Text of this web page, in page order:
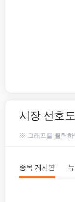
시장 선호도
※ 그래프를 클릭하
종목 게시판